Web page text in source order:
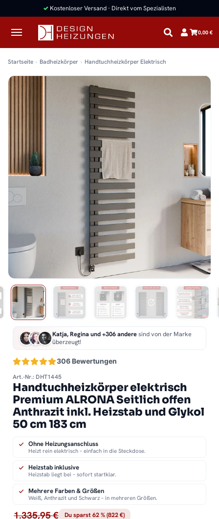
✓ Kostenloser Versand · Direkt vom Spezialisten
0,00 €
Startseite Badheizkörper Handtuchheizkörper Elektrisch
306 Bewertungen
Katja, Regina und +306 anderesind von der Marke
überzeugt!
Art.-Nr.: DHT1445
Handtuchheizkörper elektrisch
Premium ALRONA Seitlich offen
Anthrazit inkl. Heizstab und Glykol
50 cm 183 cm
1.335,95 € Du sparst 62 % (822 €)
Ohne Heizungsanschluss
Heizt rein elektrisch – einfach in die Steckdose.
Heizstab inklusive
Heizstab liegt bei – sofort startklar.
Mehrere Farben & Größen
Weiß, Anthrazit und Schwarz – in mehreren Größen.